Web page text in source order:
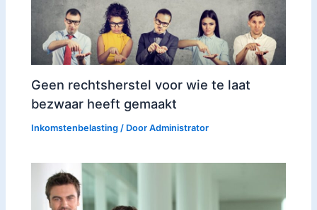
Geen rechtsherstel voor wie te laat
bezwaar heeft gemaakt
Inkomstenbelasting / DoorAdministrator